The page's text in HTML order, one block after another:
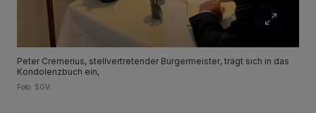
Peter Cremerius, stellvertretender Bürgermeister, trägt sich in das
Kondolenzbuch ein,
Foto: SGV.